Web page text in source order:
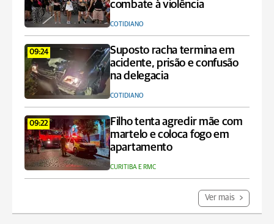
combate à violência
COTIDIANO
09:24
Suposto racha termina em
acidente, prisão e confusão
na delegacia
COTIDIANO
09:22
Filho tenta agredir mãe com
martelo e coloca fogo em
apartamento
CURITIBA E RMC
Ver mais